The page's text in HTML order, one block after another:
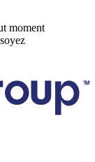
moment